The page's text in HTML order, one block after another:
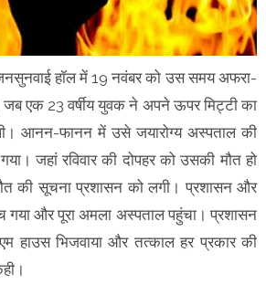
हॉल में 19 नवंबर को उस समय अफरा-
जब एक 23 वर्षीय युवक ने अपने ऊपर मिट्टी का
आनन-फानन में उसे जयारोग्य अस्पताल की
जहां रविवार की दोपहर को उसकी मौत हो
की सूचना प्रशासन को लगी। प्रशासन और
गया और पूरा अमला अस्पताल पहुंचा। प्रशासन
हाउस भिजवाया और तत्काल हर प्रकार की